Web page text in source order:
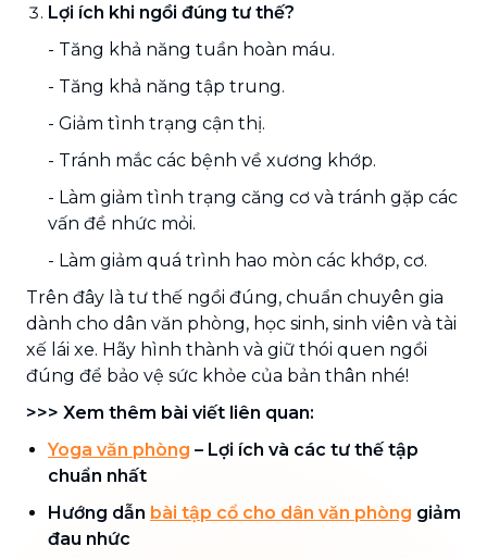
Lợi ích khi ngồi đúng tư thế?
- Tăng khả năng tuần hoàn máu.
- Tăng khả năng tập trung.
- Giảm tình trạng cận thị.
- Tránh mắc các bệnh về xương khớp.
- Làm giảm tình trạng căng cơ và tránh gặp các
vấn đề nhức mỏi.
- Làm giảm quá trình hao mòn các khớp, cơ.
Trên đây là tư thế ngồi đúng, chuẩn chuyên gia
dành cho dân văn phòng, học sinh, sinh viên và tài
xế lái xe. Hãy hình thành và giữ thói quen ngồi
đúng để bảo vệ sức khỏe của bản thân nhé!
>>> Xem thêm bài viết liên quan:
Yoga văn phòng – Lợi ích và các tư thế tập
chuẩn nhất
Hướng dẫn bài tập cổ cho dân văn phòng giảm
đau nhức